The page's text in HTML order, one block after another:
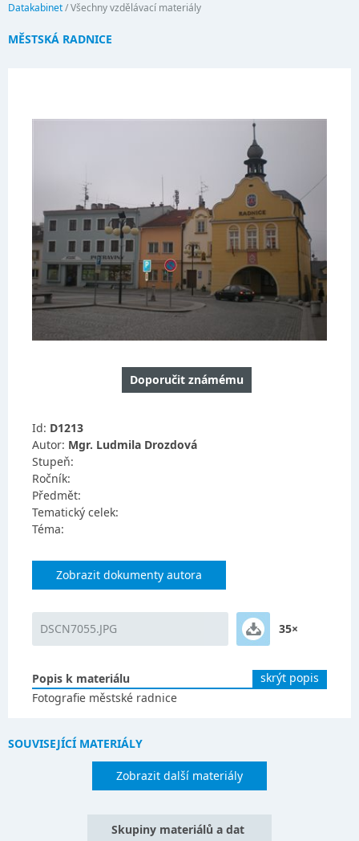
Datakabinet/Všechny vzdělávací materiály
MĚSTSKÁ RADNICE
Doporučit známému
Id: D1213
Autor: Mgr. Ludmila Drozdová
Stupeň:
Ročník:
Předmět:
Tematický celek:
Téma:
Zobrazit dokumenty autora
DSCN7055.JPG 35×
Popis k materiálu
skrýt popis
Fotografie městské radnice
SOUVISEJÍCÍ MATERIÁLY
Zobrazit další materiály
Skupiny materiálů a dat